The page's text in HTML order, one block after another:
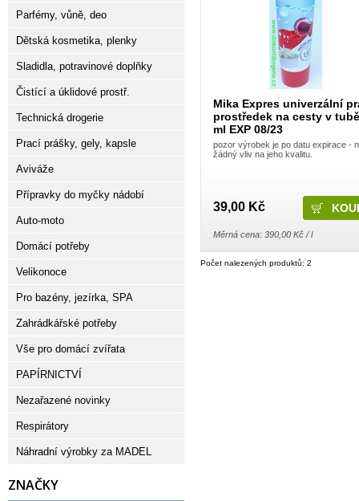
Mika Expres univerzální
prostředek na cesty v
ml EXP 08/23
pozor výrobek je po datu expirace -
žádný vliv na jeho kvalitu.
39,00 Kč
Měrná cena: 390,00 Kč / l
Počet nalezených produktů: 2
Parfémy, vůně, deo
Dětská kosmetika, plenky
Sladidla, potravinové doplňky
Čistící a úklidové prostř.
Technická drogerie
Prací prášky, gely, kapsle
Aviváže
Přípravky do myčky nádobí
Auto-moto
Domácí potřeby
Velikonoce
Pro bazény, jezírka, SPA
Zahrádkářské potřeby
Vše pro domácí zvířata
PAPÍRNICTVÍ
Nezařazené novinky
Respirátory
Náhradní výrobky za MADEL
ZNAČKY